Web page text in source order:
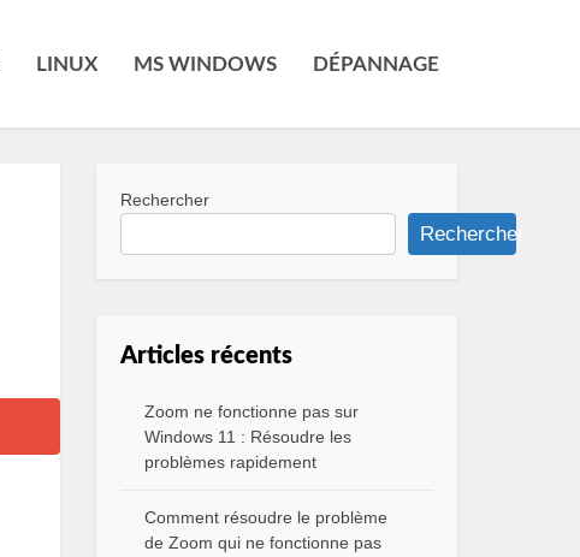
LINUX MS WINDOWS DÉPANNAGE
Rechercher
Rechercher
Articles récents
Zoom ne fonctionne pas sur
Windows 11 : Résoudre les
problèmes rapidement
Comment résoudre le problème
de Zoom qui ne fonctionne pas